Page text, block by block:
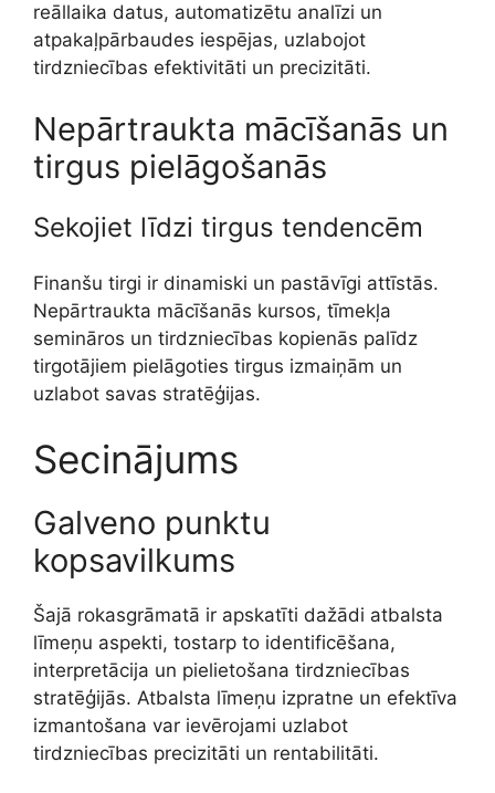
reāllaika datus, automatizētu analīzi un
atpakaļpārbaudes iespējas, uzlabojot
tirdzniecības efektivitāti un precizitāti.
Nepārtraukta mācīšanās un
tirgus pielāgošanās
Sekojiet līdzi tirgus tendencēm
Finanšu tirgi ir dinamiski un pastāvīgi attīstās.
Nepārtraukta mācīšanās kursos, tīmekļa
semināros un tirdzniecības kopienās palīdz
tirgotājiem pielāgoties tirgus izmaiņām un
uzlabot savas stratēģijas.
Secinājums
Galveno punktu
kopsavilkums
Šajā rokasgrāmatā ir apskatīti dažādi atbalsta
līmeņu aspekti, tostarp to identificēšana,
interpretācija un pielietošana tirdzniecības
stratēģijās. Atbalsta līmeņu izpratne un efektīva
izmantošana var ievērojami uzlabot
tirdzniecības precizitāti un rentabilitāti.